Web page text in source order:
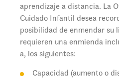
aprendizaje a distancia. La
Cuidado Infantil desea
posibilidad de enmendar su
requieren una enmienda
a, los siguientes:
Capacidad (aumento o